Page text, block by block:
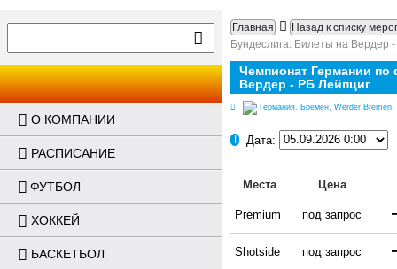
Главная
Назад к списку
Бундеслига. Билеты на Вердер
Чемпионат Германии по
Вердер - РБ Лейпциг
Германия. Бремен, Werder
! Дата:
Места Цена
Premium под запрос -
Shotside под запрос -
О КОМПАНИИ
РАСПИСАНИЕ
ФУТБОЛ
ХОККЕЙ
БАСКЕТБОЛ